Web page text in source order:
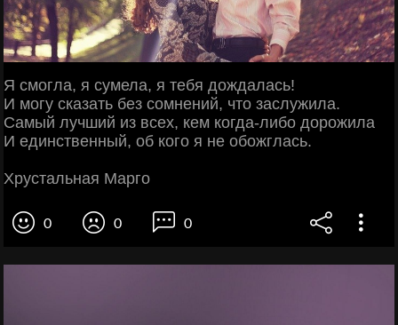
Я смогла, я сумела, я тебя дождалась!
И могу сказать без сомнений, что заслужила.
Самый лучший из всех, кем когда-либо дорожила
И единственный, об кого я не обожглась.
Хрустальная Марго
0 0 0